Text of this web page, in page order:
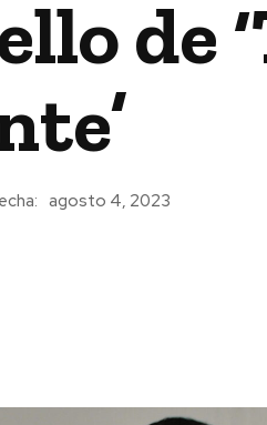
de
agosto 4, 2023